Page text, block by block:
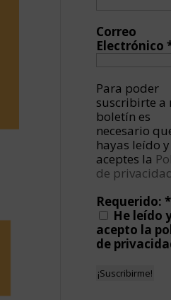
Correo
Electrónico
Para poder
suscribirte a
boletín es
necesario
hayas leído y
aceptes la
de
Requerido:*
He leído
acepto la
de